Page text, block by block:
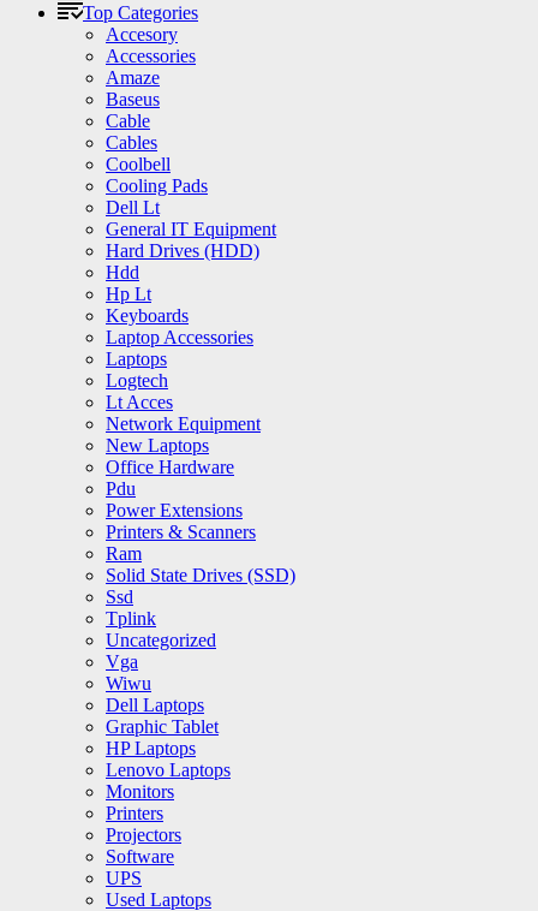
Top Categories
Accesory
Accessories
Amaze
Baseus
Cable
Cables
Coolbell
Cooling Pads
Dell Lt
General IT Equipment
Hard Drives (HDD)
Hdd
Hp Lt
Keyboards
Laptop Accessories
Laptops
Logtech
Lt Acces
Network Equipment
New Laptops
Office Hardware
Pdu
Power Extensions
Printers & Scanners
Ram
Solid State Drives (SSD)
Ssd
Tplink
Uncategorized
Vga
Wiwu
Dell Laptops
Graphic Tablet
HP Laptops
Lenovo Laptops
Monitors
Printers
Projectors
Software
UPS
Used Laptops